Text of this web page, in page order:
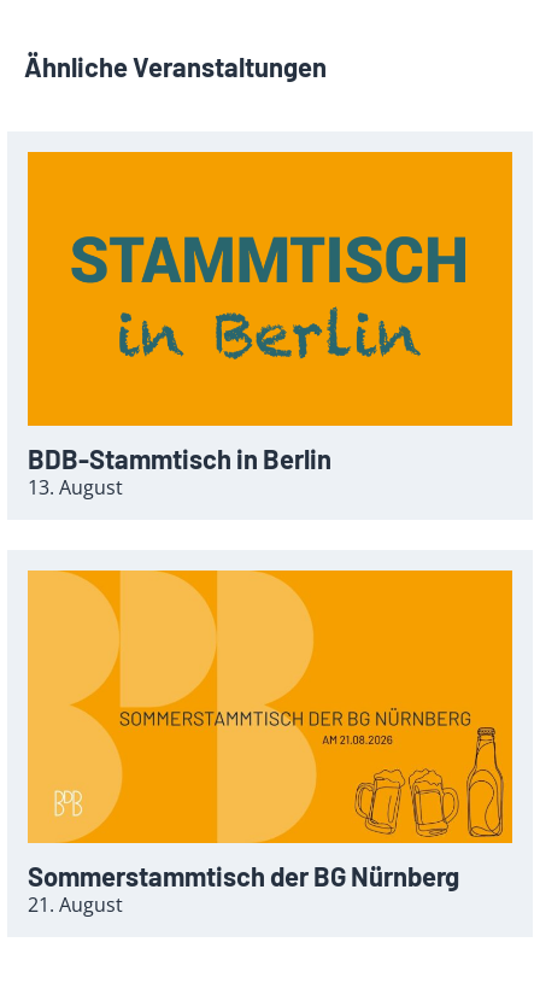
Ähnliche Veranstaltungen
BDB-Stammtisch in Berlin
13. August
Sommerstammtisch der BG Nürnberg
21. August